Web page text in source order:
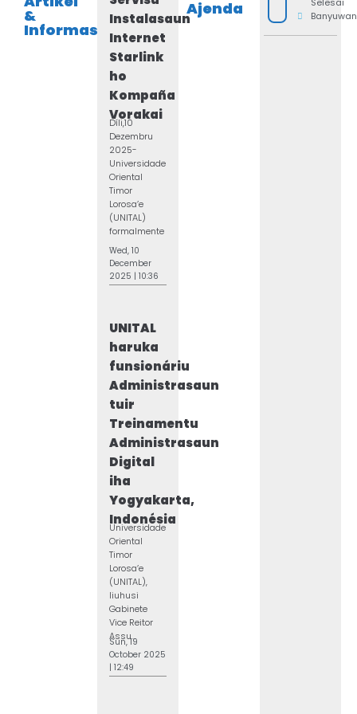
&
Informasaun
Instalasaun
Internet
Starlink
ho
Kompaña
Vorakai
Díli,10
Dezembru
2025-
Universidade
Oriental
Timor
Lorosa’e
(UNITAL)
formalmente
...
Wed, 10
December
2025 | 10:36
UNITAL
haruka
funsionáriu
Administrasaun
tuir
Treinamentu
Administrasaun
Digital
iha
Yogyakarta,
Indonésia
Universidade
Oriental
Timor
Lorosa’e
(UNITAL),
liuhusi
Gabinete
Vice Reitor
Assu...
Sun, 19
October 2025
| 12:49
Ajenda